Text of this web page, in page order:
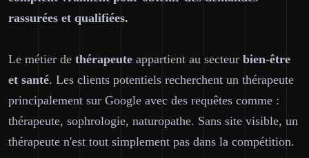
rassurées et qualifiées.
Le métier de thérapeute appartient au secteur bien-être
et santé. Les clients potentiels recherchent un thérapeute
principalement sur Google avec des requêtes comme :
thérapeute, sophrologie, naturopathe. Sans site visible, un
thérapeute n'est tout simplement pas dans la compétition.